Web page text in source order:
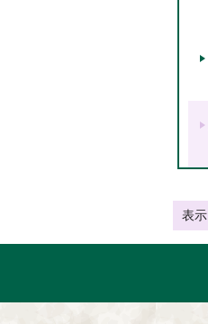
表示